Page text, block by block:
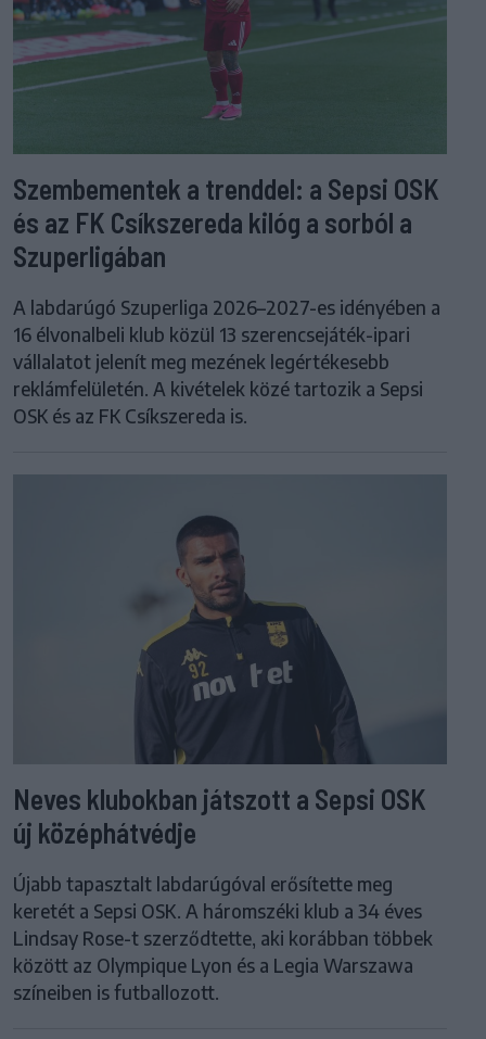
Szembementek a trenddel: a Sepsi OSK
és az FK Csíkszereda kilóg a sorból a
Szuperligában
A labdarúgó Szuperliga 2026–2027-es idényében a
16 élvonalbeli klub közül 13 szerencsejáték-ipari
vállalatot jelenít meg mezének legértékesebb
reklámfelületén. A kivételek közé tartozik a Sepsi
OSK és az FK Csíkszereda is.
Neves klubokban játszott a Sepsi OSK
új középhátvédje
Újabb tapasztalt labdarúgóval erősítette meg
keretét a Sepsi OSK. A háromszéki klub a 34 éves
Lindsay Rose-t szerződtette, aki korábban többek
között az Olympique Lyon és a Legia Warszawa
színeiben is futballozott.